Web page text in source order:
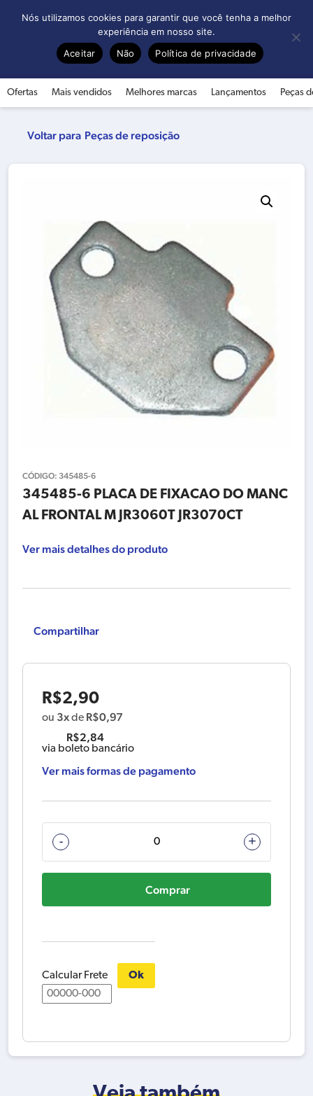
Ofertas Mais vendidos Melhores marcas Lançamentos Peças
Peças de reposição
CÓDIGO: 345485-6
345485-6 PLACA DE FIXACAO DO MANC
AL FRONTAL M JR3060T JR3070CT
Ver mais detalhes do produto
Compartilhar
R$2,90
ou 3xde R$0,97
R$2,84
via boleto bancário
Ver mais formas de pagamento
-
345485-
PLACA
DE
FIXACAO
MANCAL
M
JR3060T
+
Comprar
Calcular Frete Ok
Nós utilizamos cookies para garantir que você tenha a melhor
experiência em nosso site.
Aceitar
Não Política de privacidade